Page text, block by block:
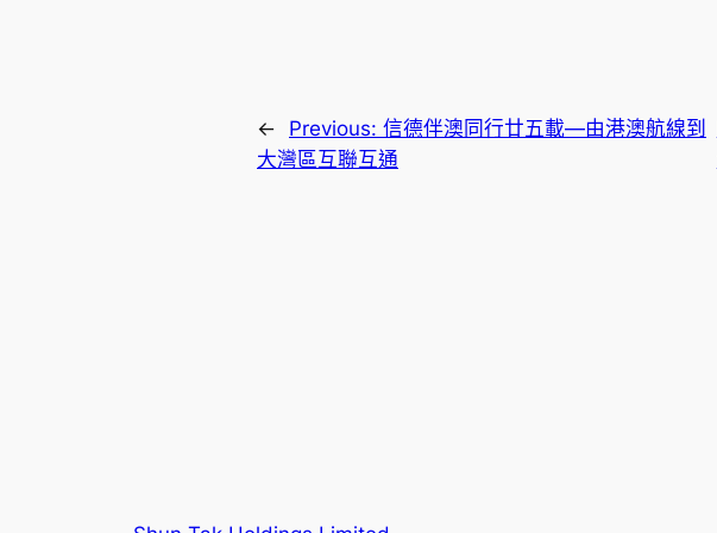
← Previous: 信德伴澳同行廿五載—由港澳航線到
大灣區互聯互通